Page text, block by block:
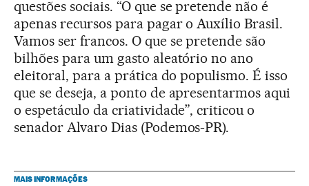
questões sociais. “O que se pretende não é
apenas recursos para pagar o Auxílio Brasil.
Vamos ser francos. O que se pretende são
bilhões para um gasto aleatório no ano
eleitoral, para a prática do populismo. É isso
que se deseja, a ponto de apresentarmos aqui
o espetáculo da criatividade”, criticou o
senador Alvaro Dias (Podemos-PR).
MAIS INFORMAÇÕES